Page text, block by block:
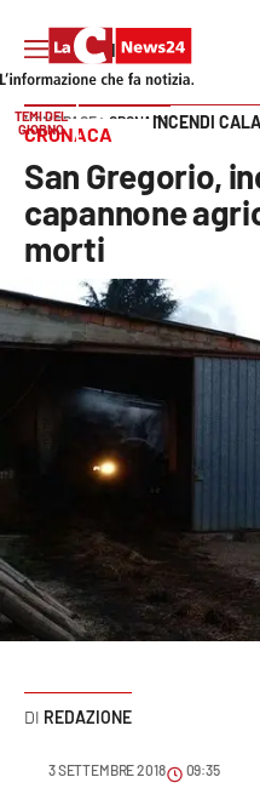
Cronaca
Politica
Economia e lavoro
Sanità
Sport
Vai
TEMI DEL
GIORNO
INCENDI
HOME PAGE CRONACA
CRONACA
San Gregorio,
capannone
morti
REDAZIONE
3 SETTEMBRE 2018 09:35